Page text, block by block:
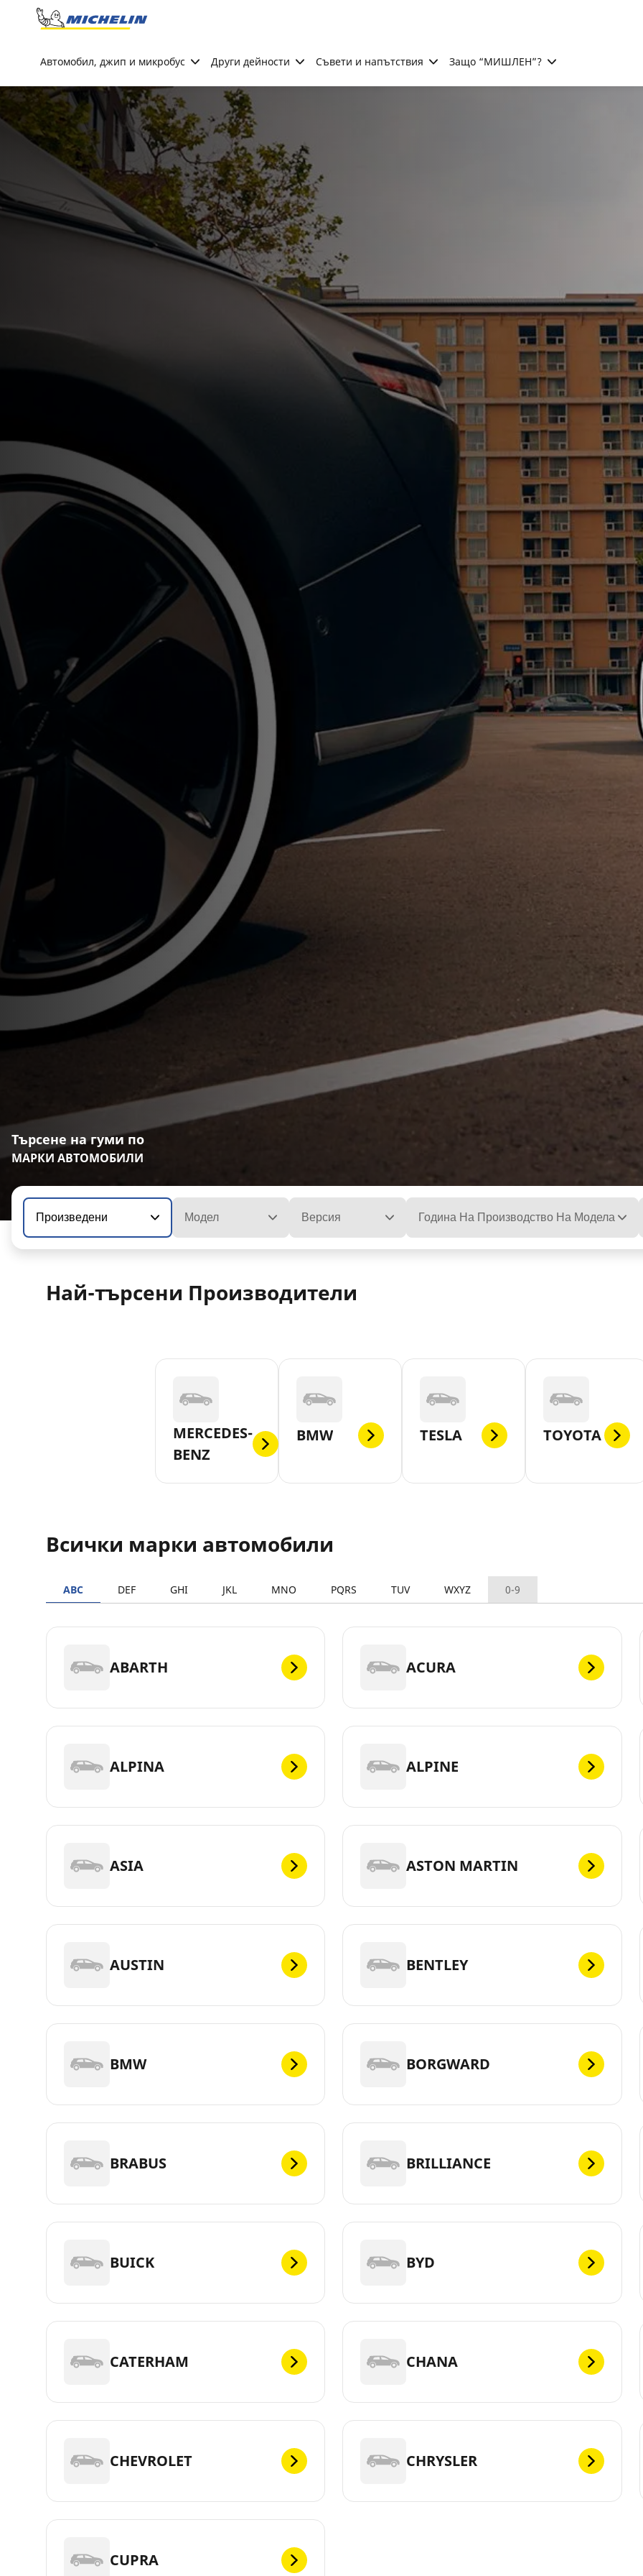
Go to page content
Автомобил, джип и микробус Други дейности Съвети и напътствия Защо “МИШЛЕН”?
Търсене на гуми по
МАРКИ АВТОМОБИЛИ
Произведени Модел Версия Година На Производство На Модела
Най-търсени Производители
MERCEDES-
BENZ
BMW TESLA TOYOTA
Всички марки автомобили
ABC DEF GHI JKL MNO PQRS TUV WXYZ 0-9
ABARTH ACURA
ALPINA ALPINE
ASIA ASTON MARTIN
AUSTIN BENTLEY
BMW BORGWARD
BRABUS BRILLIANCE
BUICK BYD
CATERHAM CHANA
CHEVROLET CHRYSLER
CUPRA